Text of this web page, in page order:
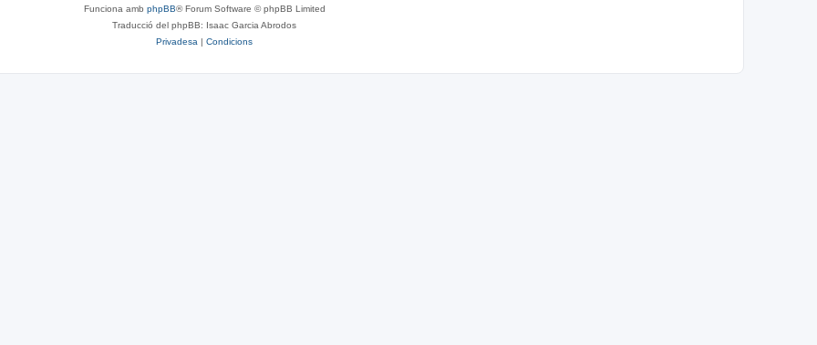
Funciona amb phpBB® Forum Software © phpBB Limited
Traducció del phpBB: Isaac Garcia Abrodos
Privadesa | Condicions